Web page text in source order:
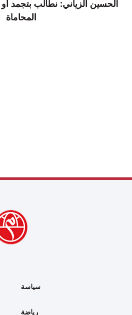
الحسين الزياني: نطالب
المحاماة
سياسة
رياضة